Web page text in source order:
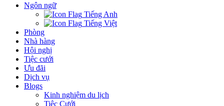
Ngôn ngữ
Tiếng Anh
Tiếng Việt
Phòng
Nhà hàng
Hội nghị
Tiệc cưới
Ưu đãi
Dịch vụ
Blogs
Kinh nghiệm du lịch
Tiệc Cưới